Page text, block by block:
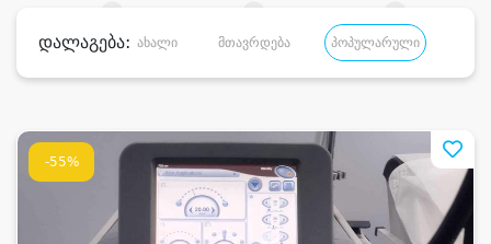
დალაგება: ახალი მთავრდება პოპულარული
-55%